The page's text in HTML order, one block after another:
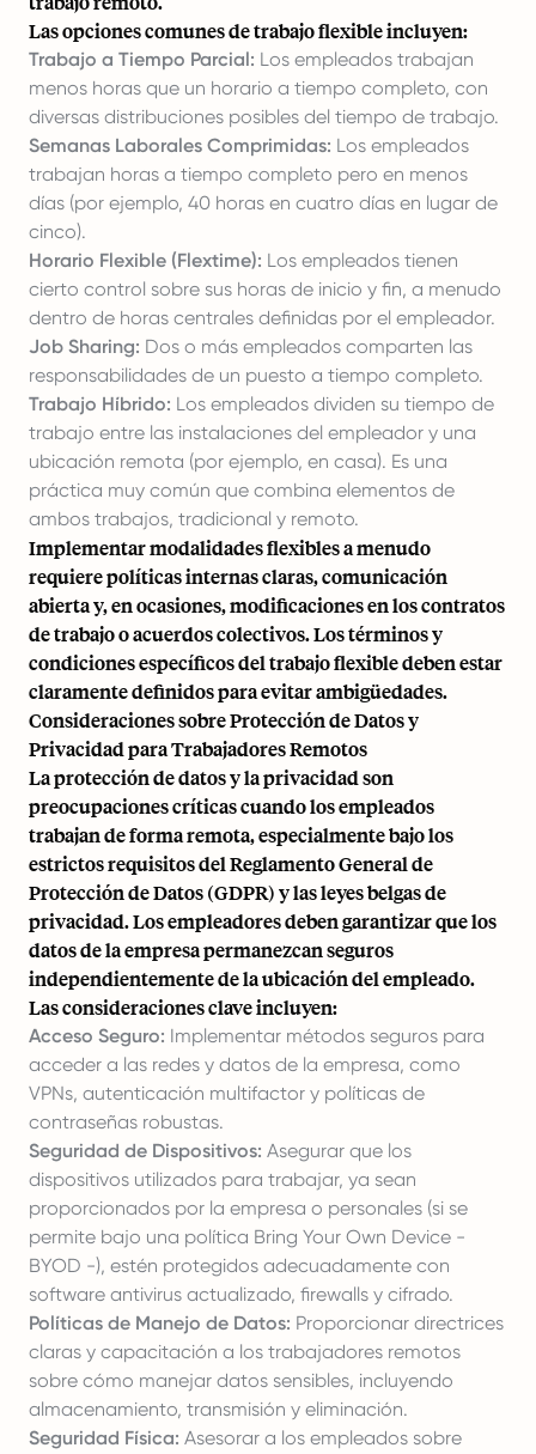
Las opciones comunes de trabajo flexible incluyen:
Trabajo a Tiempo Parcial: Los empleados trabajan
menos horas que un horario a tiempo completo, con
diversas distribuciones posibles del tiempo de trabajo.
Semanas Laborales Comprimidas: Los empleados
trabajan horas a tiempo completo pero en menos
días (por ejemplo, 40 horas en cuatro días en lugar de
cinco).
Horario Flexible (Flextime): Los empleados tienen
cierto control sobre sus horas de inicio y fin, a menudo
dentro de horas centrales definidas por el empleador.
Job Sharing: Dos o más empleados comparten las
responsabilidades de un puesto a tiempo completo.
Trabajo Híbrido: Los empleados dividen su tiempo de
trabajo entre las instalaciones del empleador y una
ubicación remota (por ejemplo, en casa). Es una
práctica muy común que combina elementos de
ambos trabajos, tradicional y remoto.
Implementar modalidades flexibles a menudo
requiere políticas internas claras, comunicación
abierta y, en ocasiones, modificaciones en los contratos
de trabajo o acuerdos colectivos. Los términos y
condiciones específicos del trabajo flexible deben estar
claramente definidos para evitar ambigüedades.
Consideraciones sobre Protección de Datos y
Privacidad para Trabajadores Remotos
La protección de datos y la privacidad son
preocupaciones críticas cuando los empleados
trabajan de forma remota, especialmente bajo los
estrictos requisitos del Reglamento General de
Protección de Datos (GDPR) y las leyes belgas de
privacidad. Los empleadores deben garantizar que los
datos de la empresa permanezcan seguros
independientemente de la ubicación del empleado.
Las consideraciones clave incluyen:
Acceso Seguro: Implementar métodos seguros para
acceder a las redes y datos de la empresa, como
VPNs, autenticación multifactor y políticas de
contraseñas robustas.
Seguridad de Dispositivos: Asegurar que los
dispositivos utilizados para trabajar, ya sean
proporcionados por la empresa o personales (si se
permite bajo una política Bring Your Own Device -
BYOD -), estén protegidos adecuadamente con
software antivirus actualizado, firewalls y cifrado.
Políticas de Manejo de Datos: Proporcionar directrices
claras y capacitación a los trabajadores remotos
sobre cómo manejar datos sensibles, incluyendo
almacenamiento, transmisión y eliminación.
Seguridad Física: Asesorar a los empleados sobre